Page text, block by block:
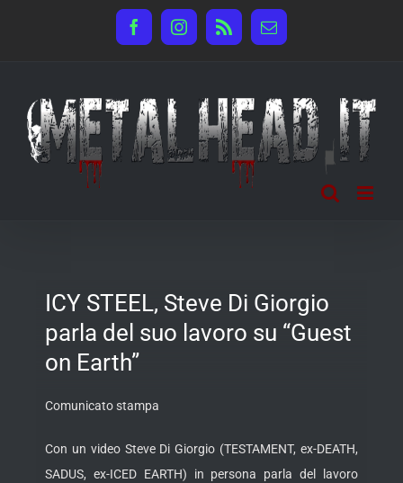
FacebookInstagram
Rss Email
ICY STEEL, Steve Di Giorgio
parla del suo lavoro su “Guest
on Earth”
Comunicato stampa
Con un video Steve Di Giorgio (TESTAMENT, ex-DEATH,
SADUS, ex-ICED EARTH) in persona parla del lavoro